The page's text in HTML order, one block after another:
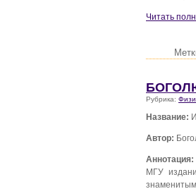
Читать
Рубрика:
Название:
Автор:
Аннотация:
МГУ